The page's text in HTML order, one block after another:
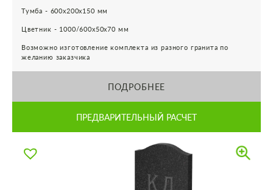
Тумба - 600х200х150 мм
Цветник - 1000/600х50х70 мм
Возможно изготовление комплекта из разного гранита по
желанию заказчика
ПОДРОБНЕЕ
ПРЕДВАРИТЕЛЬНЫЙ РАСЧЕТ